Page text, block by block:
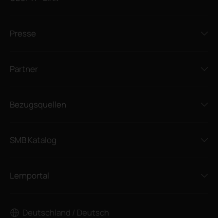
Presse
Partner
Bezugsquellen
SMB Katalog
Lernportal
Deutschland / Deutsch